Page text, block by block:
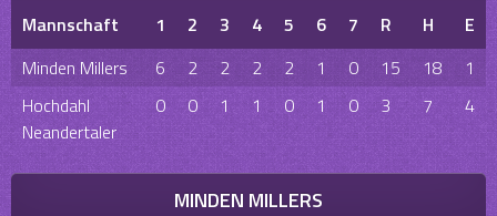
Mannschaft 1 2 3 4 5 6 7 R H
E
Minden Millers
6 2 2 2 2 1 0 15 18
1
Hochdahl
Neandertaler
0 0 1 1 0 1 0 3 7 4
MINDEN MILLERS